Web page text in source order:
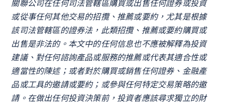
或從事任何其他交易的招攬、推薦或要約，尤其是根據
該司法管轄區的證券法，此類招攬、推薦或要約購買或
出售是非法的。本文中的任何信息也不應被解釋為投資
建議、對任何諮詢產品或服務的推薦或代表其適合性或
適當性的陳述；或者對於購買或銷售任何證券、金融產
品或工具的邀請或要約；或參與任何特定交易策略的邀
請。在做出任何投資決策前，投資者應該尋求獨立的財